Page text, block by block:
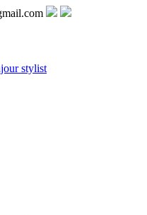
stylist